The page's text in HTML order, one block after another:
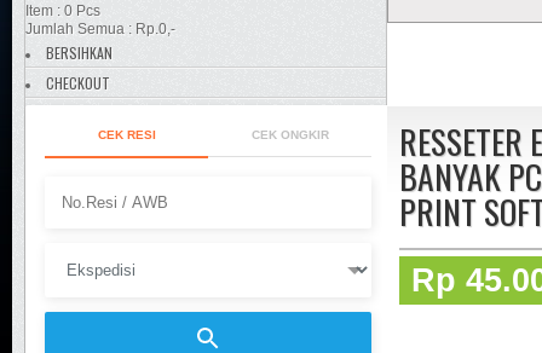
BANYAK
PRINT
Rp
Item : 0 Pcs
Jumlah Semua : Rp.0,-
BERSIHKAN
CHECKOUT
CEK RESI CEK ONGKIR